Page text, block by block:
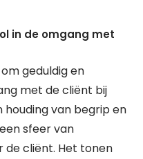
in de omgang met
geduldig en
met de cliënt bij
houding van begrip en
sfeer van
cliënt. Het tonen